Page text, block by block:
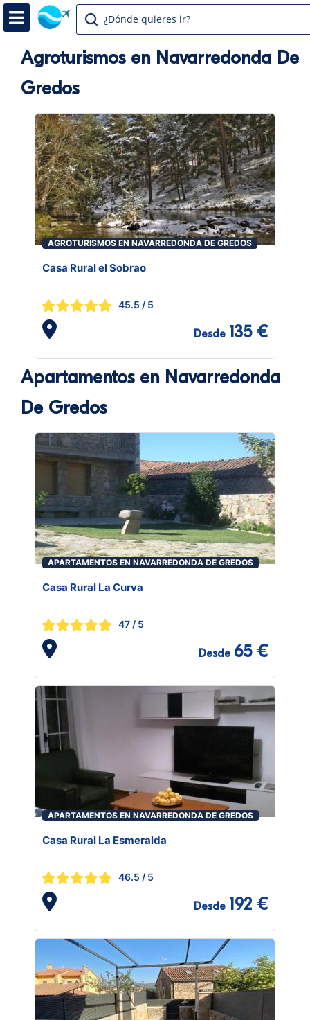
¿Dónde quieres ir?
Agroturismos en Navarredonda De
Gredos
AGROTURISMOS EN NAVARREDONDA DE GREDOS
Casa Rural el Sobrao
45.5 / 5
Desde 135 €
Apartamentos en Navarredonda
De Gredos
APARTAMENTOS EN NAVARREDONDA DE GREDOS
Casa Rural La Curva
47 / 5
Desde 65 €
APARTAMENTOS EN NAVARREDONDA DE GREDOS
Casa Rural La Esmeralda
46.5 / 5
Desde 192 €